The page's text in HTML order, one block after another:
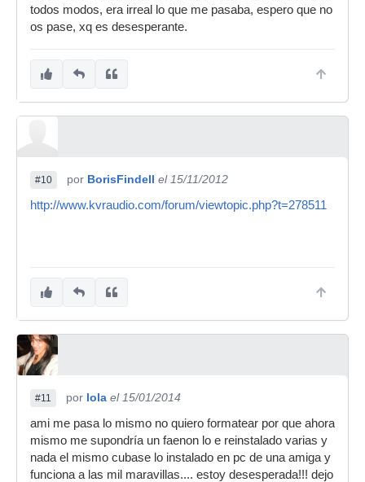
todos modos, era irreal lo que me pasaba, espero que no
os pase, xq es desesperante.
#10 por BorisFindell el 15/11/2012
http://www.kvraudio.com/forum/viewtopic.php?t=278511
#11 por lola el 15/01/2014
ami me pasa lo mismo no quiero formatear por que ahora
mismo me supondría un faenon lo e reinstalado varias y
nada el mismo cubase lo instalado en pc de una amiga y
funciona a las mil maravillas.... estoy desesperada!!! dejo